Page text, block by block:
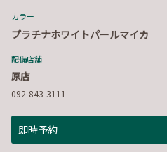
カラー
プラチナホワイトパールマイカ
配備店舗
原店
092-843-3111
即時予約